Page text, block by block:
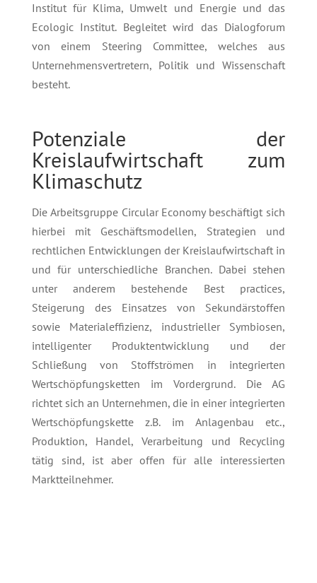
Institut für Klima, Umwelt und Energie und das
Ecologic Institut. Begleitet wird das Dialogforum
von einem Steering Committee, welches aus
Unternehmensvertretern, Politik und Wissenschaft
besteht.
Potenziale der
Kreislaufwirtschaft zum
Klimaschutz
Die Arbeitsgruppe Circular Economy beschäftigt sich
hierbei mit Geschäftsmodellen, Strategien und
rechtlichen Entwicklungen der Kreislaufwirtschaft in
und für unterschiedliche Branchen. Dabei stehen
unter anderem bestehende Best practices,
Steigerung des Einsatzes von Sekundärstoffen
sowie Materialeffizienz, industrieller Symbiosen,
intelligenter Produktentwicklung und der
Schließung von Stoffströmen in integrierten
Wertschöpfungsketten im Vordergrund. Die AG
richtet sich an Unternehmen, die in einer integrierten
Wertschöpfungskette z.B. im Anlagenbau etc.,
Produktion, Handel, Verarbeitung und Recycling
tätig sind, ist aber offen für alle interessierten
Marktteilnehmer.